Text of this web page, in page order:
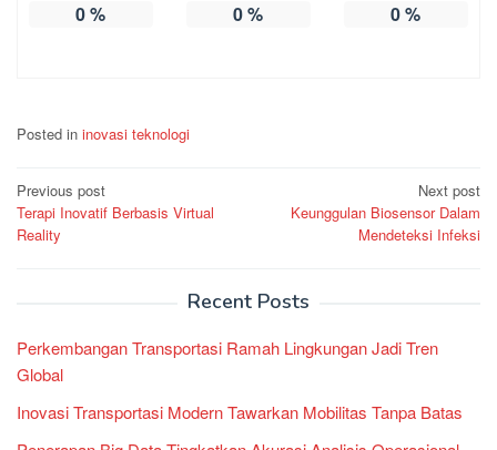
0% 0% 0%
Posted in inovasi teknologi
Post
navigation
Previous post
Terapi Inovatif Berbasis Virtual
Reality
Next post
Keunggulan Biosensor Dalam
Mendeteksi Infeksi
Recent Posts
Perkembangan Transportasi Ramah Lingkungan Jadi Tren
Global
Inovasi Transportasi Modern Tawarkan Mobilitas Tanpa Batas